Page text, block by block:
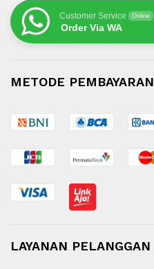
Customer Service Online
Order Via WA
METODE PEMBAYARAN
LAYANAN PELANGGAN